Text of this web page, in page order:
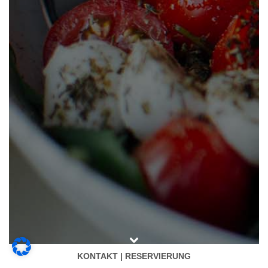
KONTAKT | RESERVIERUNG